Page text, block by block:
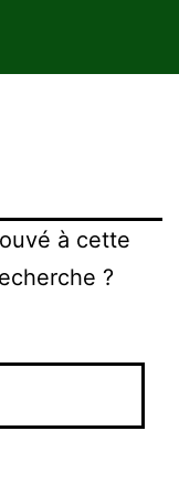
à cette
?